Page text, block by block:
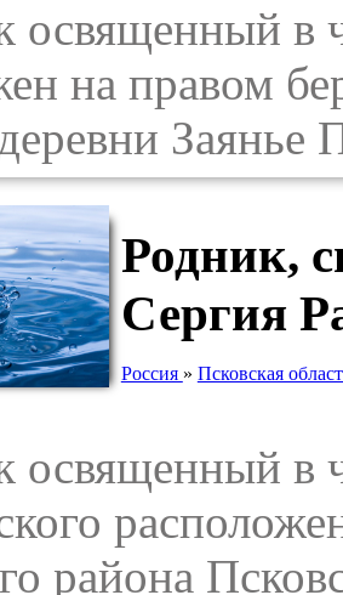
в
на правом
Заянье
Родник,
Сергия
Россия » Псковская
в
района